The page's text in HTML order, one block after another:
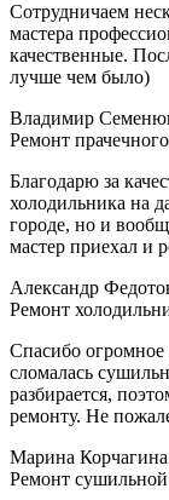
Сотрудничаем
мастера
качественные.
лучше чем было)
Владимир
Ремонт
Благодарю за
холодильника на
городе, но и
мастер приехал и
Александр
Ремонт
Спасибо огромное
сломалась
разбирается,
ремонту. Не
Марина Корчагина
Ремонт